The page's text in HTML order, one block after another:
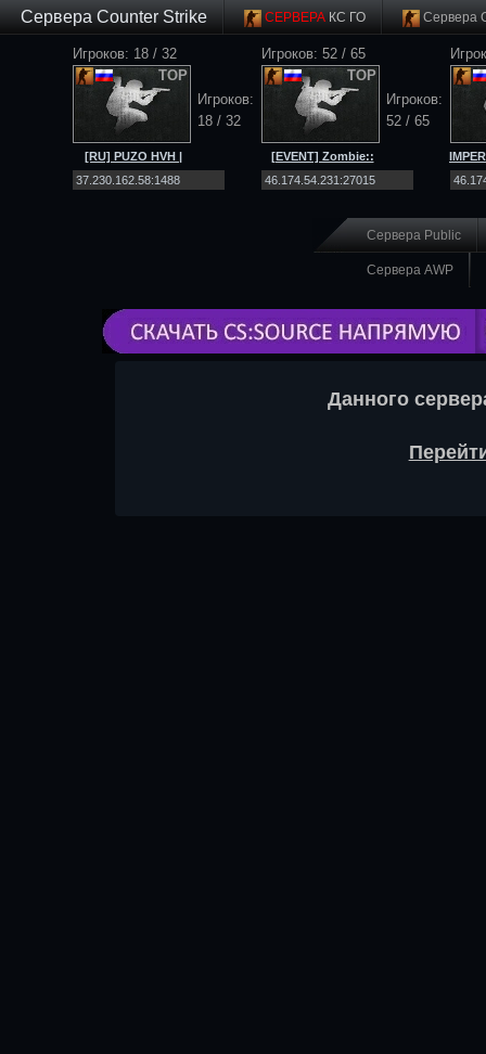
Сервера Counter Strike СЕРВЕРА КС ГО Сервера
Игроков: 18 / 32
TOP
Игроков:
18 / 32
[RU] PUZO HVH |
ONLY SCOUT |
MIRAGE |
Игроков: 52 / 65
TOP
Игроков:
52 / 65
[EVENT] Zombie::
[Net4ALL.RU]::Workshop|SSD
[CS 2]
Сервера Public
Сервера AWP
Данного